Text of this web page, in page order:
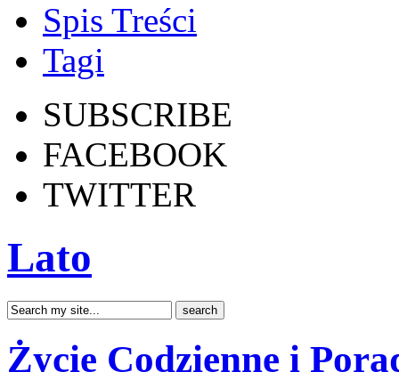
Spis Treści
Tagi
SUBSCRIBE
FACEBOOK
TWITTER
Lato
Życie Codzienne i